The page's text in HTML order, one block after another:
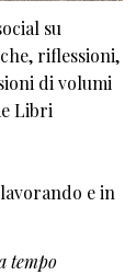
su
riflessioni,
di volumi
Libri
e in
tempo